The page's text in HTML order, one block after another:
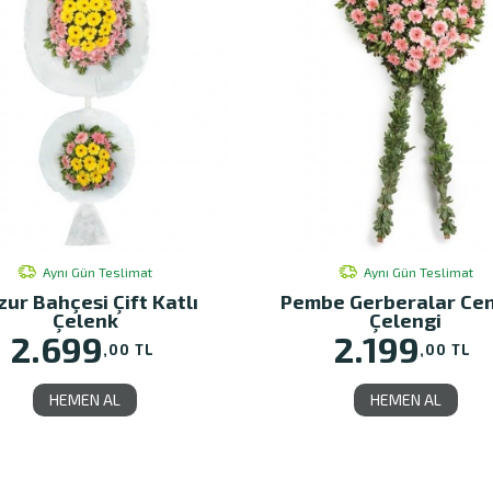
Aynı Gün Teslimat
Bahçesi Çift Katlı
Çelenk
2.699,00 TL
HEMEN AL
Aynı Gün Teslimat
Pembe Gerberalar
Çelengi
2.199,00 TL
HEMEN AL